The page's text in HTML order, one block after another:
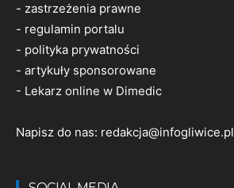
- zastrzeżenia prawne
- regulamin portalu
- polityka prywatności
- artykuły sponsorowane
- Lekarz online w Dimedic
Napisz do nas: redakcja@infogliwice.pl